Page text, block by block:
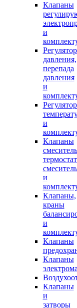
Клапаны
и
давления,
перепада
давления
и
и
Клапаны
и
Клапаны,
краны
и
Клапаны
Клапаны
Клапаны
и
затворы